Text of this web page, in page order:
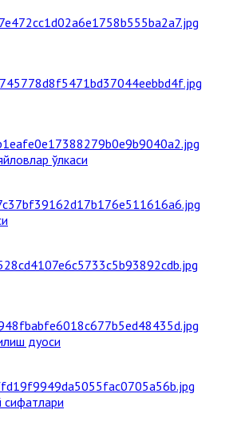
ўлкаси
дуоси
сифатлари